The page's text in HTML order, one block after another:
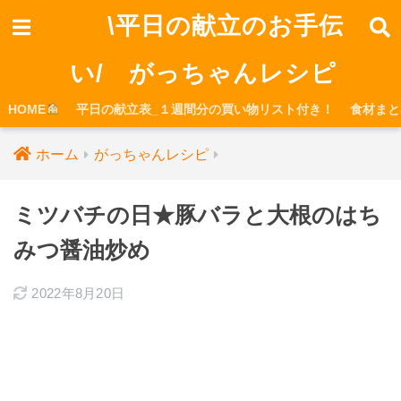
\平日の献立のお手伝
い/ がっちゃんレシピ
HOME 平日の献立表_１週間分の買い物リスト付き！ 食材ま
ホーム がっちゃんレシピ
ミツバチの日★豚バラと大根のはち
みつ醤油炒め
2022年8月20日